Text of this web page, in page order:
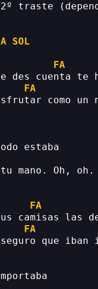
traste
SOL
FA
des cuenta te
FA
como un
estaba
mano. Oh, oh.
FA
camisas las
FA
que iban